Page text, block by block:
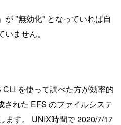
が "無効化" となっていれば自
ません。
を使って調べた方が効率的
された EFS のファイルシステ
ます。 UNIX時間で 2020/7/17